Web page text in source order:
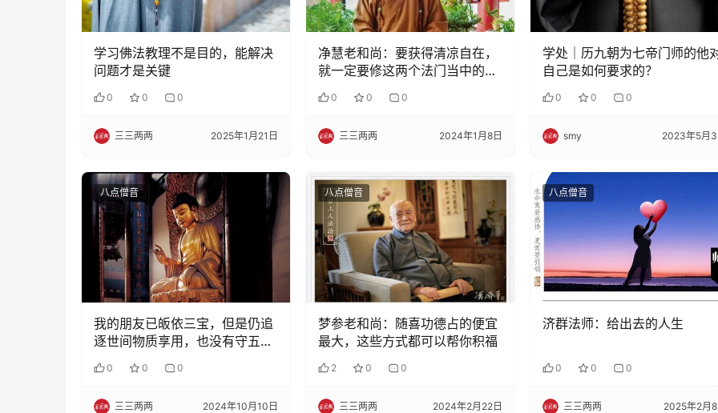
学习佛法教理不是目的，能解决
问题才是关键
0 0 0
三三两两 2025年1月21日
净慧老和尚：要获得清凉自在，
就一定要修这两个法门当中的某
个法门
0 0 0
三三两两 2024年1月8日
学处｜历九朝为七帝门师的他
自己是如何要求的？
0 0 0
smy 2023年5月
八点僧音
我的朋友已皈依三宝，但是仍追
逐世间物质享用，也没有守五
0 0 0
三三两两 2024年10月10日
八点僧音
梦参老和尚：随喜功德占的便宜
最大，这些方式都可以帮你积福
2 0 0
三三两两 2024年2月22日
八点僧音
济群法师：给出去的人生
0 0 0
三三两两 2025年2月